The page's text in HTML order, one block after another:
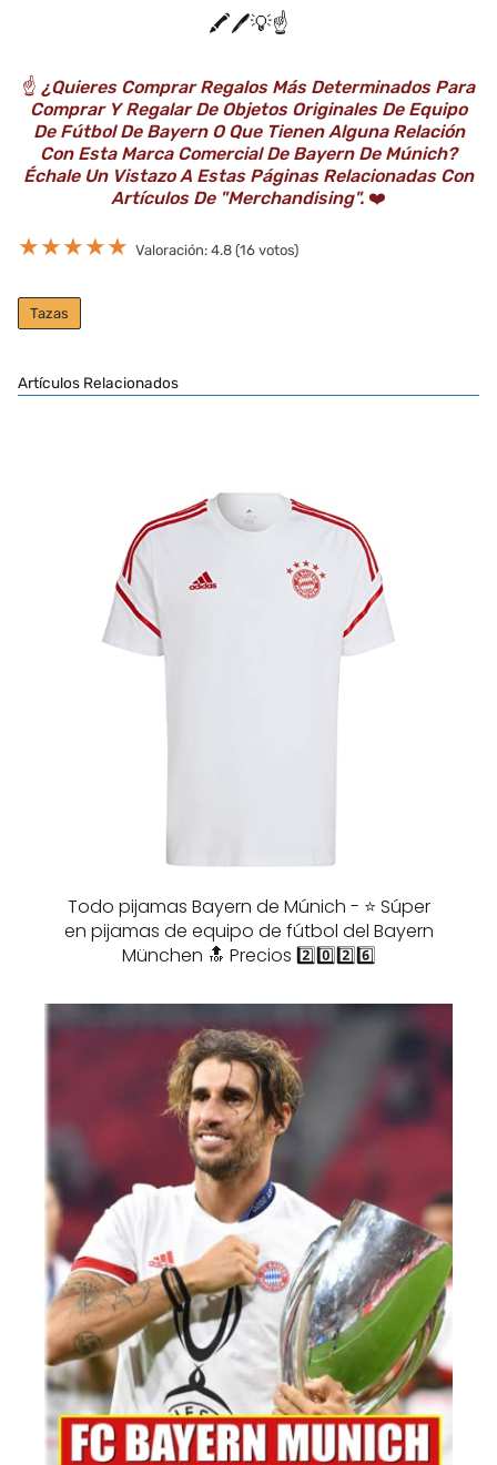
🖍️🖊️💡☝️
☝️ ¿Quieres Comprar Regalos Más Determinados Para
Comprar Y Regalar De Objetos Originales De Equipo
De Fútbol De Bayern O Que Tienen Alguna Relación
Con Esta Marca Comercial De Bayern De Múnich?
Échale Un Vistazo A Estas Páginas Relacionadas Con
Artículos De "Merchandising". ❤️
★★★★★ Valoración: 4.8 (16 votos)
Tazas
Artículos Relacionados
Todo pijamas Bayern de Múnich - ⭐️ Súper
en pijamas de equipo de fútbol del Bayern
München 🔝 Precios 2️⃣0️⃣2️⃣6️⃣